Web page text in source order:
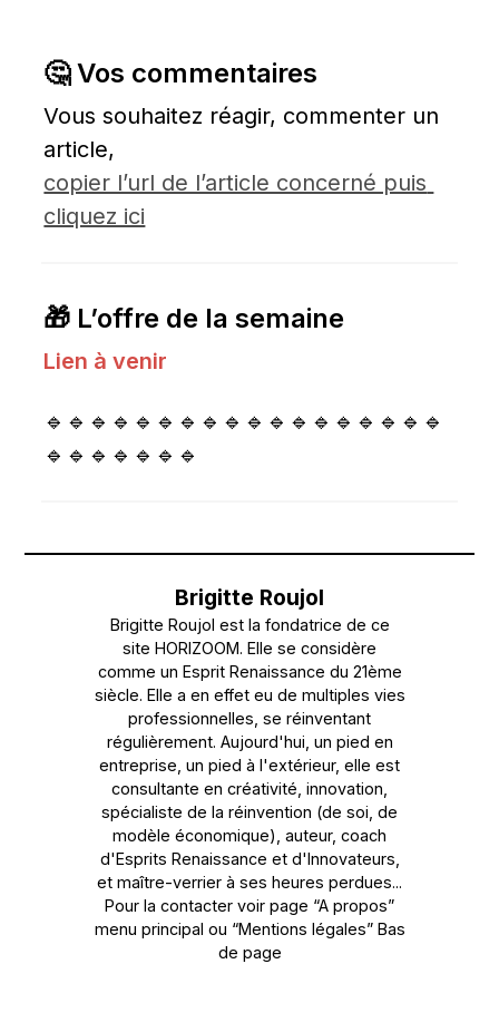
🤔 Vos commentaires
Vous souhaitez réagir, commenter un
article,
copier l’url de l’article concerné puis
cliquez ici
🎁 L’offre de la semaine
Lien à venir
🔹🔹🔹🔹🔹🔹🔹🔹🔹🔹🔹🔹🔹🔹🔹🔹🔹🔹
🔹🔹🔹🔹🔹🔹🔹
Brigitte Roujol
Brigitte Roujol est la fondatrice de ce
site HORIZOOM. Elle se considère
comme un Esprit Renaissance du 21ème
siècle. Elle a en effet eu de multiples vies
professionnelles, se réinventant
régulièrement. Aujourd'hui, un pied en
entreprise, un pied à l'extérieur, elle est
consultante en créativité, innovation,
spécialiste de la réinvention (de soi, de
modèle économique), auteur, coach
d'Esprits Renaissance et d'Innovateurs,
et maître-verrier à ses heures perdues...
Pour la contacter voir page “A propos”
menu principal ou “Mentions légales” Bas
de page